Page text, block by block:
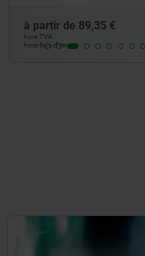
à partir de 89,35 €
hors TVA
hors frais d’envoi